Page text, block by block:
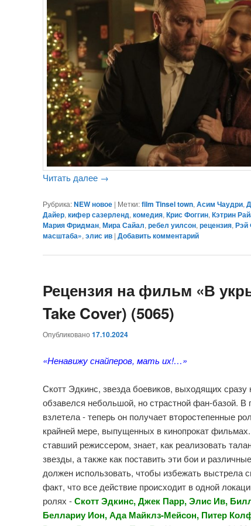
Читать далее →
Рубрика: NEW новое | Метки: film Tinsel town,Асим Чаудри,
Дайер,кифер сазерленд,комедия,Крис Фоггин,Кэтрин
Мария Фридман,Мира Сайал,ребел уилсон,рецензия,Рэй
масштаба»,элис ив |Добавить комментарий
Рецензия на фильм «В
Take Cover) (5065)
Опубликовано17.10.2024
«Ненавижу снайперов, мать их!…»
Скотт Эдкинс, звезда боевиков, выходящих сразу
обзавелся небольшой, но страстной фан-базой. В
взлетела - теперь он получает второстепенные
крайней мере, выпущенных в кинопрокат
ставший режиссером, знает, как реализовать
звезды, а также как поставить эти бои и
должен использовать, чтобы избежать выстрела
факт, что все действие происходит в одной
ролях -Скотт Эдкинс, Джек Парр, Элис Ив,
Беллариу Ион, Ада Майклз-Мейсон, Питер